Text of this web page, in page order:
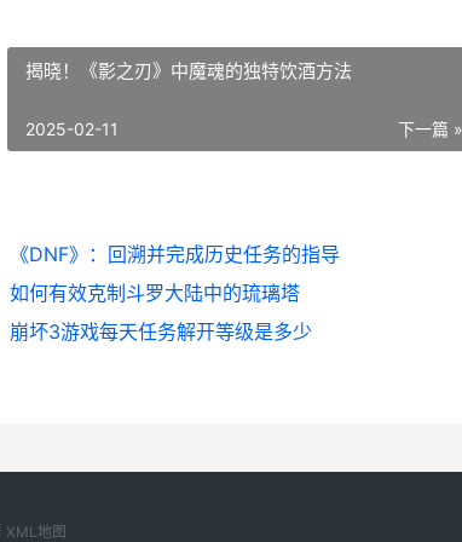
揭晓！《影之刃》中魔魂的独特饮酒方法
下一篇 »
2025-02-11
《DNF》：回溯并完成历史任务的指导
如何有效克制斗罗大陆中的琉璃塔
崩坏3游戏每天任务解开等级是多少
XML地图